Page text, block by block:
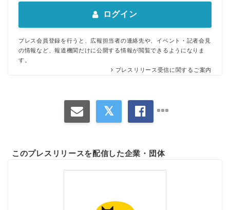
ログイン
プレス会員登録を行うと、広報担当者の連絡先や、イベント・記者会見
の情報など、報道機関だけに公開する情報が閲覧できるようになりま
す。
プレスリリース受信に関するご案内
このプレスリリースを配信した企業・団体